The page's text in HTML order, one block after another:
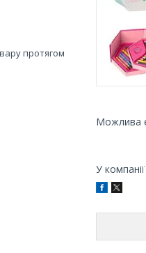
У
протягом